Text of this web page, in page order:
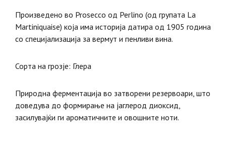
Произведено во Prosecco од Perlino (од групата La
Martiniquaise) која има историја датира од 1905 година
со специјализација за вермут и пенливи вина.
Сорта на грозје: Глера
Природна ферментација во затворени резервоари, што
доведува до формирање на јаглерод диоксид,
засилувајќи ги ароматичните и овошните ноти.